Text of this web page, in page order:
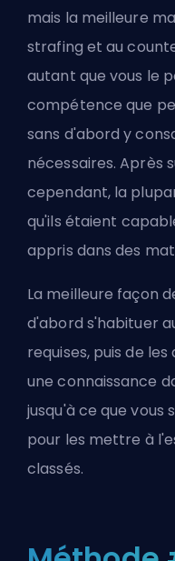
mais la meilleure
strafing et au
autant que vous le
compétence que
sans d'abord y
nécessaires. Après
cependant, la
qu'ils étaient
appris dans des
La meilleure façon
d'abord s'habituer
requises, puis de
une connaissance
jusqu'à ce que
pour les mettre à
classés.